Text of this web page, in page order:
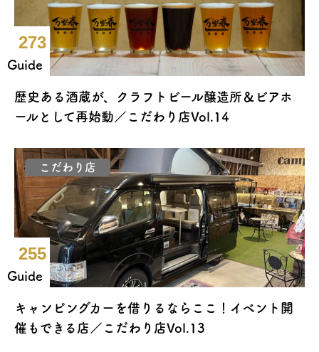
273
Guide
歴史ある酒蔵が、クラフトビール醸造所＆ビアホ
ールとして再始動／こだわり店Vol.14
こだわり店
255
Guide
キャンピングカーを借りるならここ！イベント開
催もできる店／こだわり店Vol.13